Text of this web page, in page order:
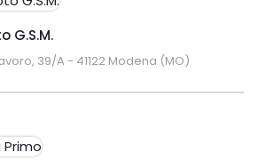
G.S.M.
39/A - 41122 Modena (MO)